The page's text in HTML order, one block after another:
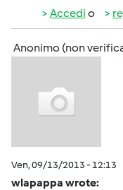
Accedi o
Anonimo (non
Ven, 09/13/2013 - 12:13
wlapappa wrote: